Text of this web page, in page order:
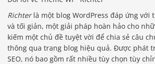
Richterlà một blog WordPress đáp ứng với
và tối giản, một giải pháp hoàn hảo cho
kiếm một chủ đề tuyệt vời để chia sẻ câu
thông qua trang blog hiệu quả. Được phát
SEO, nó bao gồm rất nhiều tùy chọn tùy